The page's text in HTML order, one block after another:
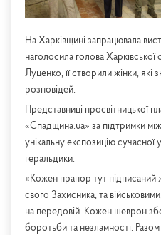
На Харківщині запрацювала
наголосила голова
Луценко, її створили жінки, які
розповідей.
Представниці просвітницької
«Спадщина.ua» за підтримки
унікальну експозицію сучасної
геральдики.
«Кожен прапор тут підписаний
свого Захисника, та
на передовій. Кожен шеврон
боротьби та незламності.